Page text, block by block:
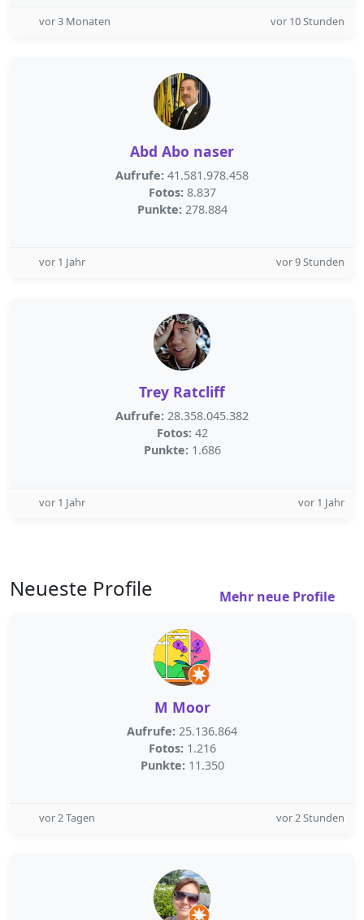
vor 3 Monaten vor 10 Stunden
Abd Abo naser
Aufrufe: 41.581.978.458
Fotos: 8.837
Punkte: 278.884
vor 1 Jahr vor 9 Stunden
Trey Ratcliff
Aufrufe: 28.358.045.382
Fotos: 42
Punkte: 1.686
vor 1 Jahr vor 1 Jahr
Neueste Profile Mehr neue Profile
M Moor
Aufrufe: 25.136.864
Fotos: 1.216
Punkte: 11.350
vor 2 Tagen vor 2 Stunden